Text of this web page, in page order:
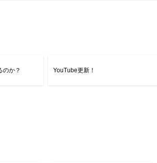
のか？ YouTube更新！